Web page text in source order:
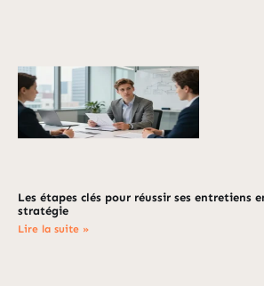
Les étapes clés pour réussir ses entretiens
stratégie
Lire la suite »